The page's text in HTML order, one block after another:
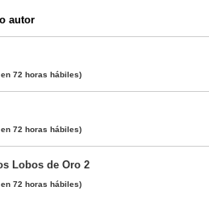
autor
72 horas hábiles)
72 horas hábiles)
Lobos de Oro 2
72 horas hábiles)